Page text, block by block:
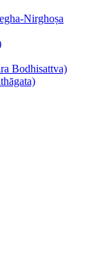
Nirghoṣa
Bodhisattva)